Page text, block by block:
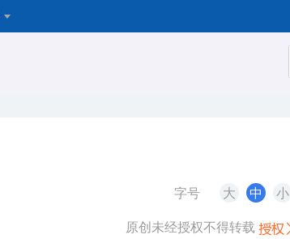
字号 大 中 小
原创未经授权不得转载